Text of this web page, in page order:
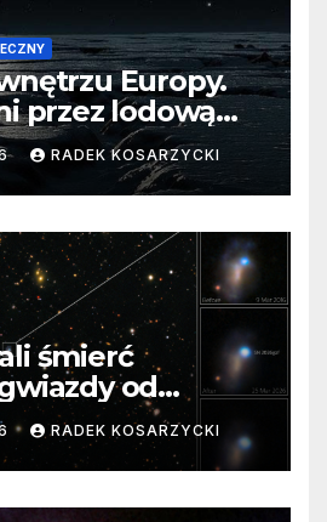
Europy.
przez lodową
RADEK KOSARZYCKI
śmierć
od
Niezwykle
RADEK KOSARZYCKI